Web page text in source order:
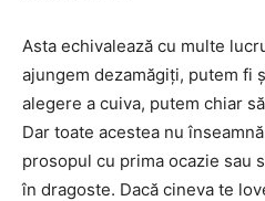
Asta echivalează cu multe
ajungem dezamăgiți, putem fi
alegere a cuiva, putem chiar
Dar toate acestea nu
prosopul cu prima ocazie sau
în dragoste. Dacă cineva te